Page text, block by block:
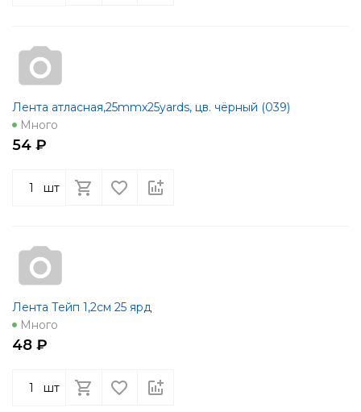
Лента атласная,25mmx25yards, цв. чёрный (039)
Много
54 ₽
шт
Лента Тейп 1,2см 25 ярд
Много
48 ₽
шт